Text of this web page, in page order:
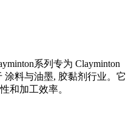
系列 专为 Clayminton
涂料与油墨, 胶黏剂 行业。它
和加工效率。